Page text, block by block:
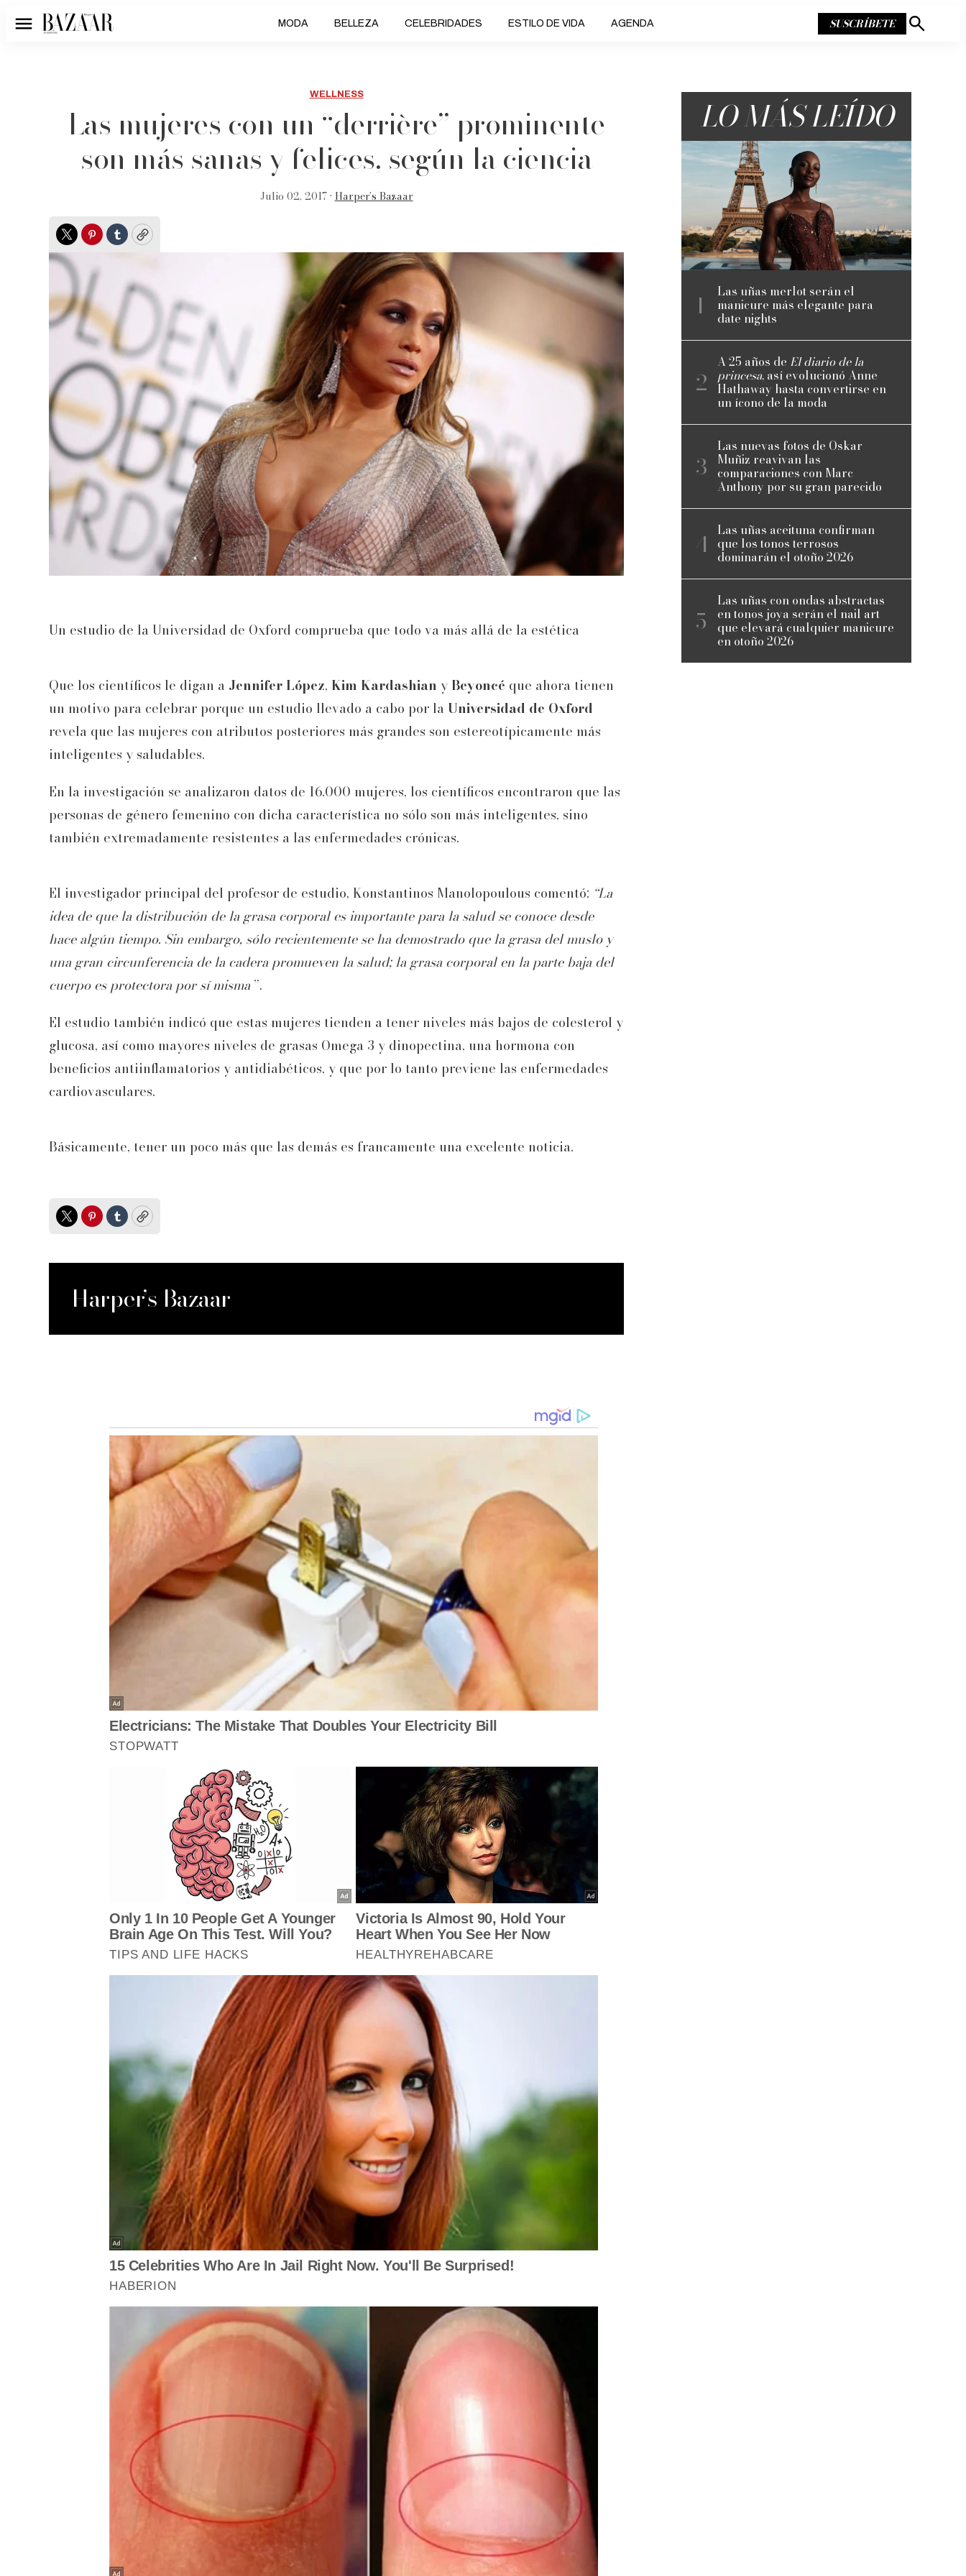
Menú MODA BELLEZA CELEBRIDADES ESTILO DE VIDA AGENDA SUSCRÍBETE
Mostrar
WELLNESS
Las mujeres con un “derrière” prominente
son más sanas y felices, según la ciencia
Julio 02, 2017 • Harper’s Bazaar
TwitterPinterest
TumblrCopy
Un estudio de la Universidad de Oxford comprueba que todo va más allá de la estética
Que los científicos le digan a Jennifer López, Kim Kardashian yBeyoncé que ahora tienen
un motivo para celebrar porque un estudio llevado a cabo por la Universidad de Oxford
revela que las mujeres con atributos posteriores más grandes son estereotípicamente más
inteligentes y saludables.
En la investigación se analizaron datos de 16.000 mujeres, los científicos encontraron que las
personas de género femenino con dicha característica no sólo son más inteligentes, sino
también extremadamente resistentes a las enfermedades crónicas.
El investigador principal del profesor de estudio, Konstantinos Manolopoulous comentó: “La
idea de que la distribución de la grasa corporal es importante para la salud se conoce desde
hace algún tiempo. Sin embargo, sólo recientemente se ha demostrado que la grasa del muslo y
una gran circunferencia de la cadera promueven la salud; la grasa corporal en la parte baja del
cuerpo es protectora por sí misma”.
El estudio también indicó que estas mujeres tienden a tener niveles más bajos de colesterol y
glucosa, así como mayores niveles de grasas Omega 3 y dinopectina, una hormona con
beneficios antiinflamatorios y antidiabéticos, y que por lo tanto previene las enfermedades
cardiovasculares.
Básicamente, tener un poco más que las demás es francamente una excelente noticia.
TwitterPinterest
TumblrCopy
Harper’s Bazaar
LO MÁS LEÍDO
Las uñas merlot serán el
manicure más elegante para
date nights
A 25 años de El diario de la
princesa, así evolucionó Anne
Hathaway hasta convertirse en
un ícono de la moda
Las nuevas fotos de Oskar
Muñiz reavivan las
comparaciones con Marc
Anthony por su gran parecido
Las uñas aceituna confirman
que los tonos terrosos
dominarán el otoño 2026
Las uñas con ondas abstractas
en tonos joya serán el nail art
que elevará cualquier manicure
en otoño 2026